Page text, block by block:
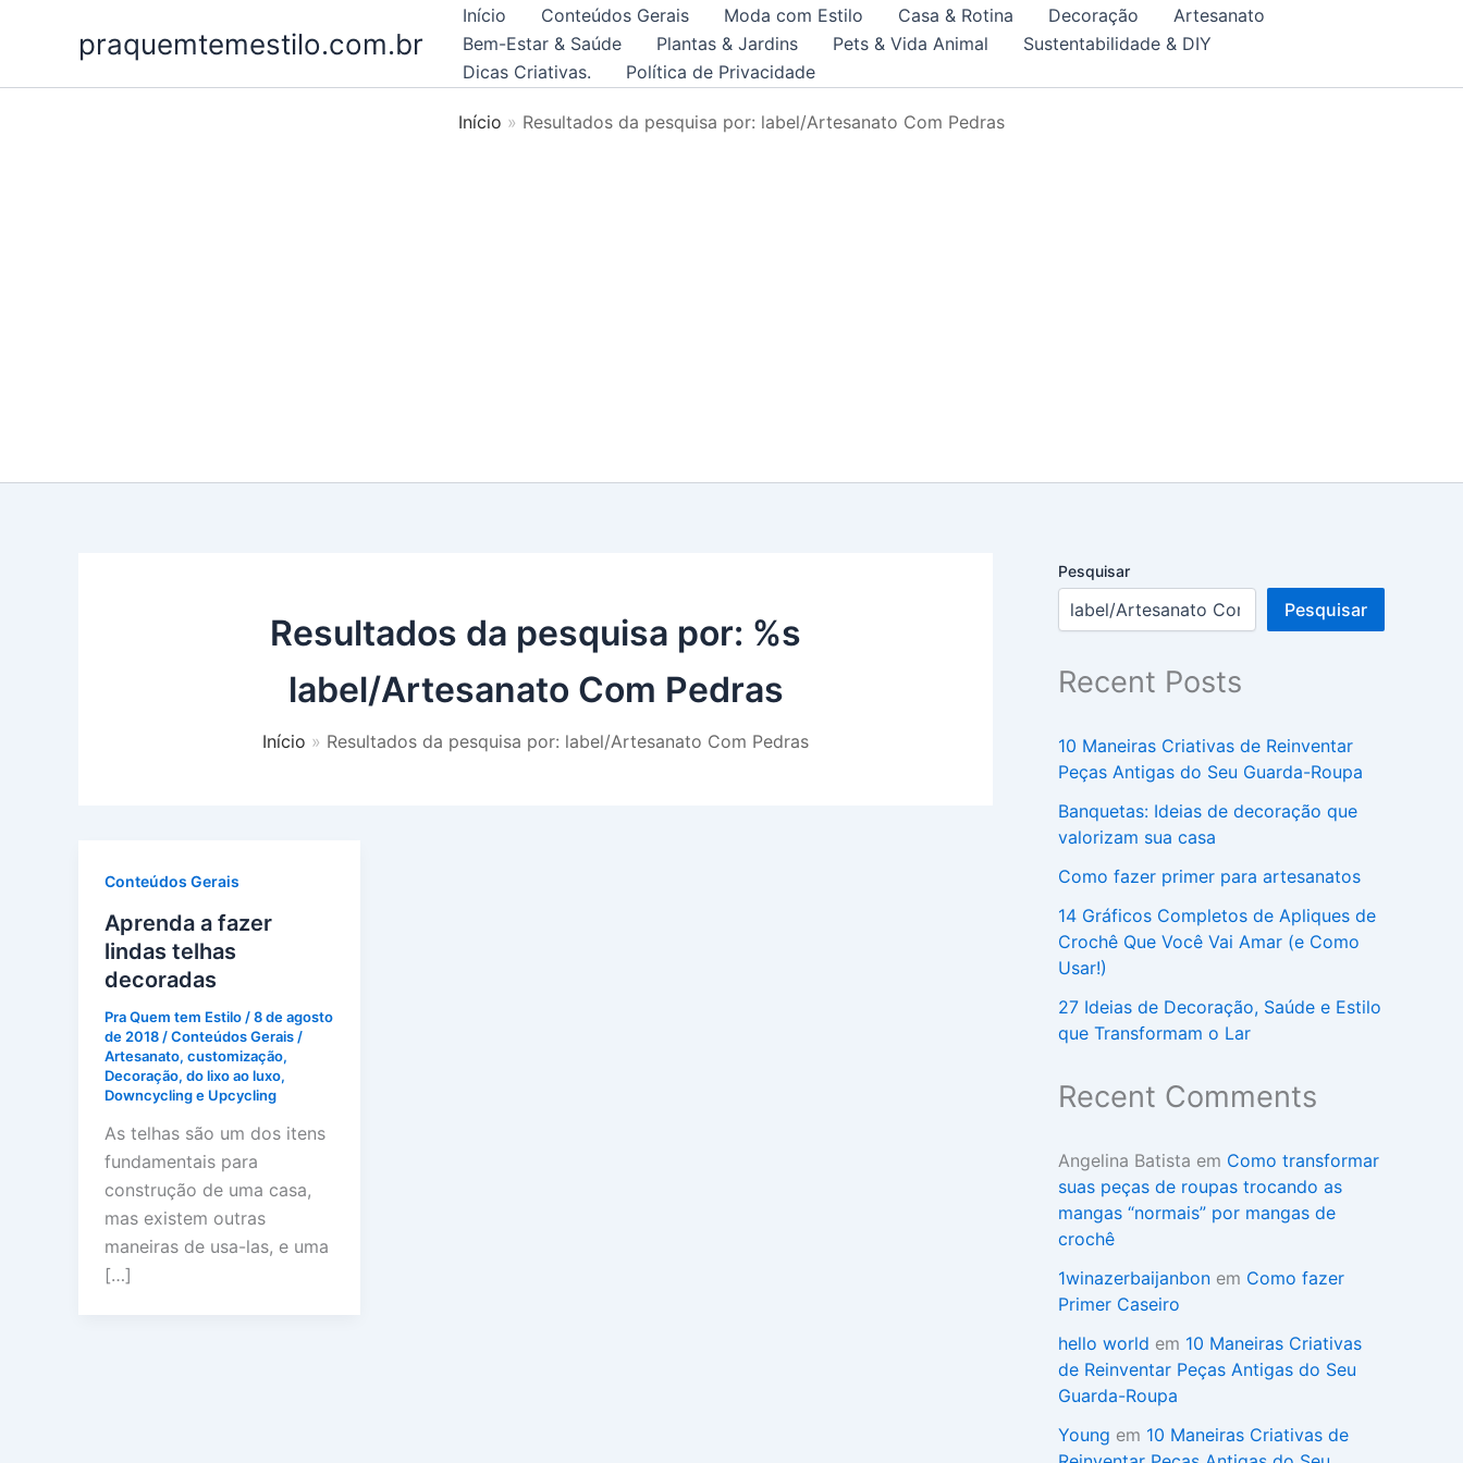
praquemtemestilo.com.br
Início Conteúdos Gerais Moda com Estilo Casa & Rotina Decoração
Artesanato
Bem-Estar & Saúde
Plantas & Jardins Pets & Vida Animal
Sustentabilidade & DIY
Dicas Criativas.
Política de Privacidade
Início Resultados da pesquisa por: label/Artesanato Com Pedras
Resultados da pesquisa por: %s
label/Artesanato Com Pedras
Início Resultados da pesquisa por: label/Artesanato Com Pedras
Conteúdos Gerais
Aprenda a fazer
lindas telhas
decoradas
Pra Quem tem Estilo /8 de agosto
de 2018 /Conteúdos Gerais /
Artesanato, customização,
Decoração, do lixo ao luxo,
Downcycling e Upcycling
As telhas são um dos itens
fundamentais para
construção de uma casa,
mas existem outras
maneiras de usa-las, e uma
[…]
Pesquisar
Pesquisar
Recent Posts
10 Maneiras Criativas de Reinventar
Peças Antigas do Seu Guarda-Roupa
Banquetas: Ideias de decoração que
valorizam sua casa
Como fazer primer para artesanatos
14 Gráficos Completos de Apliques de
Crochê Que Você Vai Amar (e Como
Usar!)
27 Ideias de Decoração, Saúde e Estilo
que Transformam o Lar
Recent Comments
Angelina Batista em Como transformar
suas peças de roupas trocando as
mangas “normais” por mangas de
crochê
1winazerbaijanbon em Como fazer
Primer Caseiro
hello world em 10 Maneiras Criativas
de Reinventar Peças Antigas do Seu
Guarda-Roupa
Young em 10 Maneiras Criativas de